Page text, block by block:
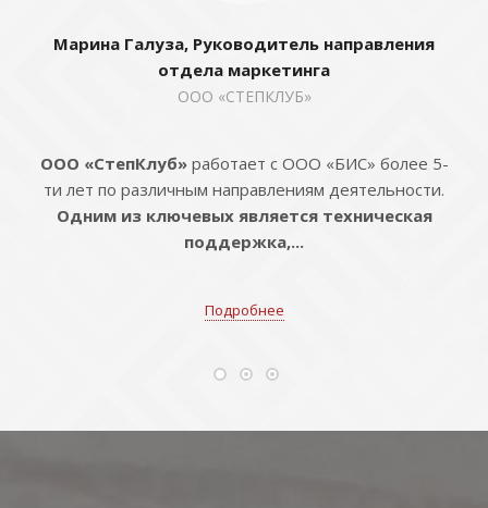
Марина Галуза, Руководитель направления
отдела маркетинга
ООО «СТЕПКЛУБ»
ООО «СтепКлуб»работает с ООО «БИС» более 5-
ти лет по различным направлениям деятельности.
Одним из ключевых является техническая
поддержка,...
Подробнее